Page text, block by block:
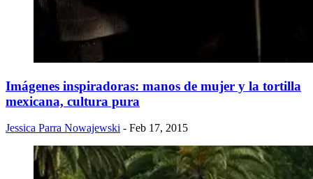
Imágenes inspiradoras: manos de mujer y la tortilla
mexicana, cultura pura
Jessica Parra Nowajewski - Feb 17, 2015